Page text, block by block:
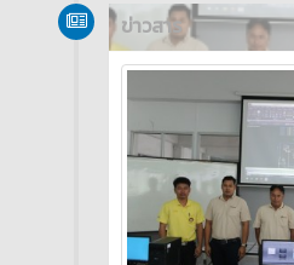
ข่าวสาร